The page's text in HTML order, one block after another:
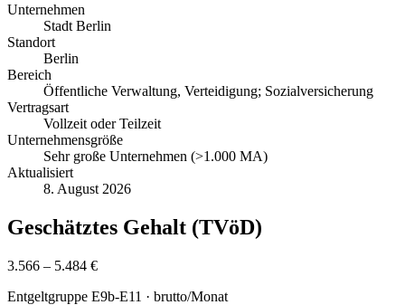
Unternehmen
Stadt Berlin
Standort
Berlin
Bereich
Öffentliche Verwaltung, Verteidigung; Sozialversicherung
Vertragsart
Vollzeit oder Teilzeit
Unternehmensgröße
Sehr große Unternehmen (>1.000 MA)
Aktualisiert
8. August 2026
Geschätztes Gehalt (TVöD)
3.566 – 5.484 €
Entgeltgruppe E9b-E11 · brutto/Monat